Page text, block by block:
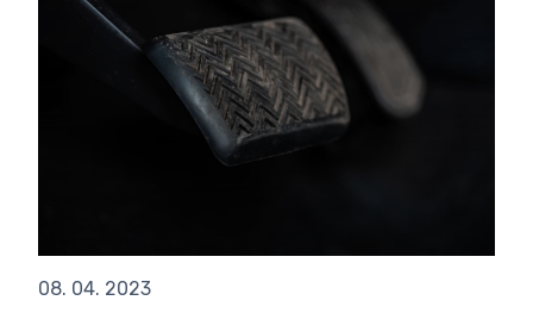
08. 04. 2023